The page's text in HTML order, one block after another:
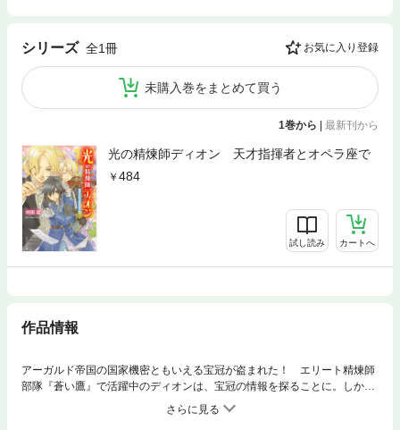
シリーズ 全1冊 お気に入り登録
未購入巻をまとめて買う
1巻から | 最新刊から
光の精煉師ディオン 天才指揮者とオペラ座で
484
試し読み カートへ
作品情報
アーガルド帝国の国家機密ともいえる宝冠が盗まれた！ エリート精煉師
部隊『蒼い鷹』で活躍中のディオンは、宝冠の情報を探ることに。しかし
なぜだかオペラ座に、打楽器奏者として潜入することになってしまい!?